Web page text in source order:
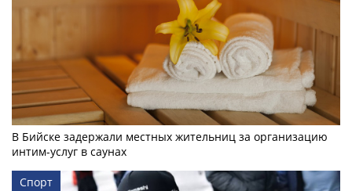
В Бийске задержали местных жительниц за организацию
интим-услуг в саунах
Спорт